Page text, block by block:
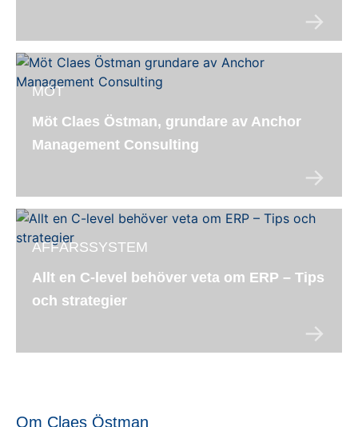
MÖT
Möt Claes Östman, grundare av Anchor
Management Consulting
AFFÄRSSYSTEM
Allt en C-level behöver veta om ERP – Tips
och strategier
Om Claes Östman